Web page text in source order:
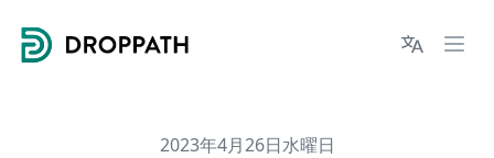
Droppath
Languages
2023年4月26日水曜日